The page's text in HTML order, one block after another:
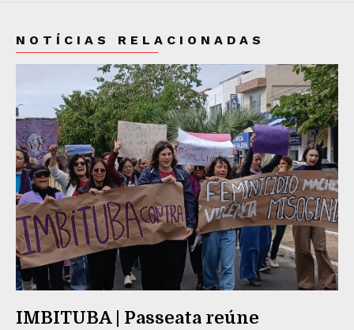
NOTÍCIAS RELACIONADAS
IMBITUBA | Passeata reúne